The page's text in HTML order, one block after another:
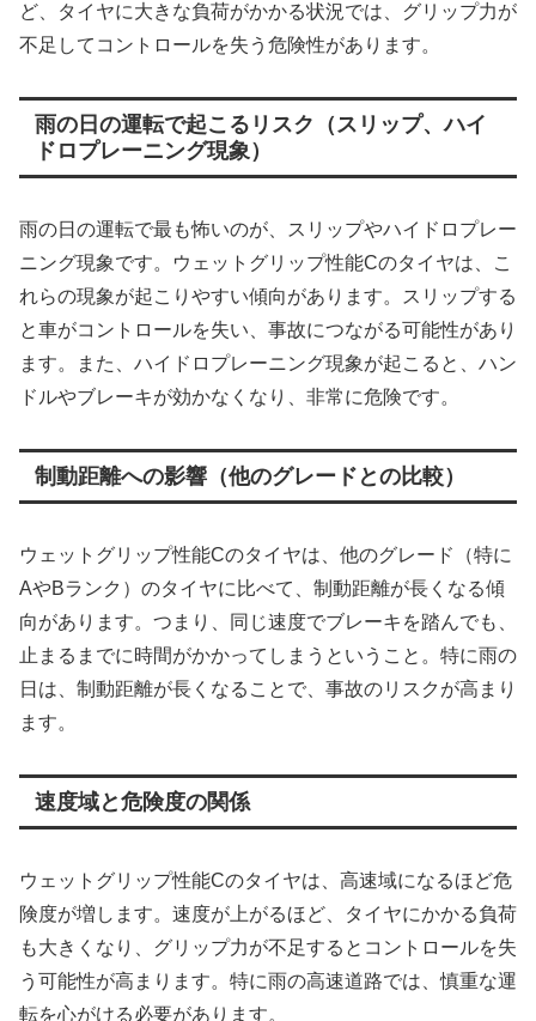
ど、タイヤに大きな負荷がかかる状況では、グリップ力が
不足してコントロールを失う危険性があります。
雨の日の運転で起こるリスク（スリップ、ハイ
ドロプレーニング現象）
雨の日の運転で最も怖いのが、スリップやハイドロプレー
ニング現象です。ウェットグリップ性能Cのタイヤは、こ
れらの現象が起こりやすい傾向があります。スリップする
と車がコントロールを失い、事故につながる可能性があり
ます。また、ハイドロプレーニング現象が起こると、ハン
ドルやブレーキが効かなくなり、非常に危険です。
制動距離への影響（他のグレードとの比較）
ウェットグリップ性能Cのタイヤは、他のグレード（特に
AやBランク）のタイヤに比べて、制動距離が長くなる傾
向があります。つまり、同じ速度でブレーキを踏んでも、
止まるまでに時間がかかってしまうということ。特に雨の
日は、制動距離が長くなることで、事故のリスクが高まり
ます。
速度域と危険度の関係
ウェットグリップ性能Cのタイヤは、高速域になるほど危
険度が増します。速度が上がるほど、タイヤにかかる負荷
も大きくなり、グリップ力が不足するとコントロールを失
う可能性が高まります。特に雨の高速道路では、慎重な運
転を心がける必要があります。